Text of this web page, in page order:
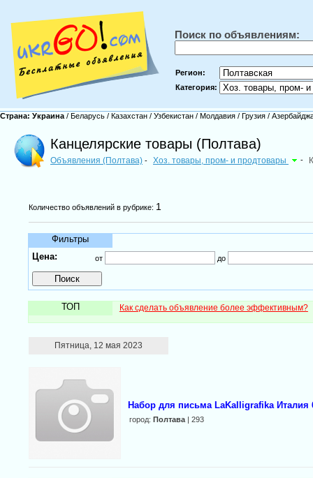
Поиск по объявлениям:
Регион:
Категория:
Страна: Украина / Беларусь / Казахстан / Узбекистан / Молдавия / Грузия /
Канцелярские товары (Полтава)
Объявления (Полтава) - Хоз. товары, пром- и продтовары -
Количество объявлений в рубрике: 1
Фильтры
Цена:
от до
ТОП Как сделать объявление более эффективным?
Пятница, 12 мая 2023
Набор для письма LaKalligrafika Италия
город: Полтава| 293